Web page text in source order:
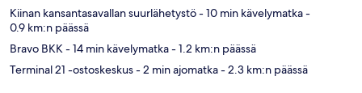
Kiinan kansantasavallan suurlähetystö- 10 min kävelymatka-
0.9 km:n päässä
Bravo BKK- 14 min kävelymatka- 1.2 km:n päässä
Terminal 21 -ostoskeskus- 2 min ajomatka- 2.3 km:n päässä